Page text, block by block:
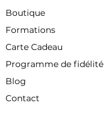
Boutique
Formations
Carte Cadeau
Programme de fidélité
Blog
Contact